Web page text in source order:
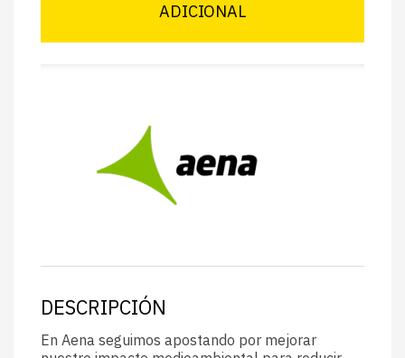
ADICIONAL
DESCRIPCIÓN
En Aena seguimos apostando por mejorar